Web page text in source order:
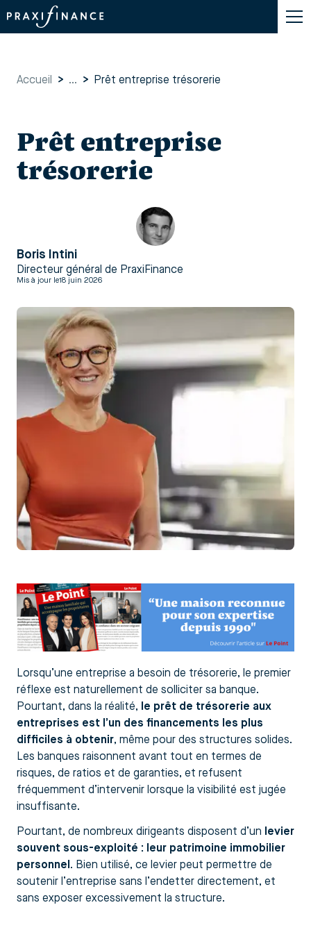
Accueil > ... > Prêt entreprise trésorerie​
Prêt entreprise
trésorerie​
Boris Intini
Directeur général de PraxiFinance
Mis à jour le18 juin 2026
Lorsqu’une entreprise a besoin de trésorerie, le premier
réflexe est naturellement de solliciter sa banque.
Pourtant, dans la réalité,
le prêt de trésorerie aux
entreprises est l’un des financements les plus
difficiles à obtenir, même pour des structures solides.
Les banques raisonnent avant tout en termes de
risques, de ratios et de garanties, et refusent
fréquemment d’intervenir lorsque la visibilité est jugée
insuffisante.
Pourtant, de nombreux dirigeants disposent d’un
levier
souvent sous-exploité : leur patrimoine immobilier
personnel . Bien utilisé, ce levier peut permettre de
soutenir l’entreprise sans l’endetter directement, et
sans exposer excessivement la structure.